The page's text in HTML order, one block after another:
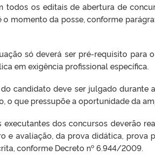
todos os editais de abertura de
momento da posse, conforme
só deverá ser pré-requisito para
em exigência profissional específica.
candidato deve ser julgado durante
o que pressupõe a oportunidade da
executantes dos concursos deverão
e avaliação, da prova didática, prova
conforme Decreto nº 6.944/2009.